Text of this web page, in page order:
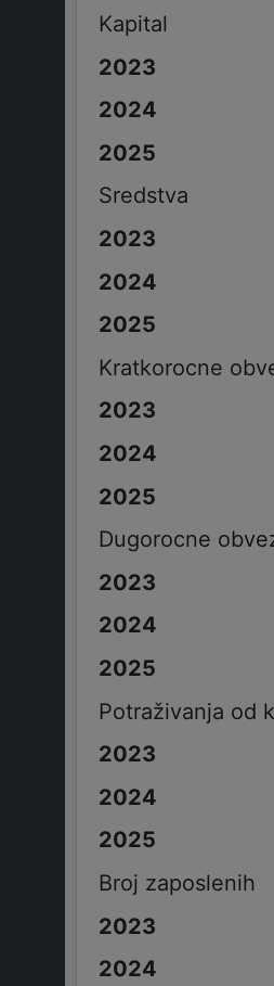
Kapital
Sredstva
Kratkorocne
Dugorocne
Potraživanja od
Broj zaposlenih